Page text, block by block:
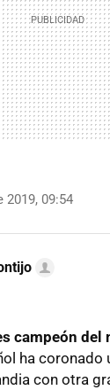
2019, 09:54
campeón del
ha coronado
con otra